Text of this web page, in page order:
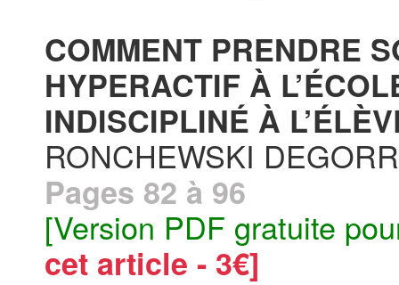
COMMENT PRENDRE
HYPERACTIF À
INDISCIPLINÉ À
RONCHEWSKI
Pages 82 à 96
[Version PDF gratuite
cet article - 3€]